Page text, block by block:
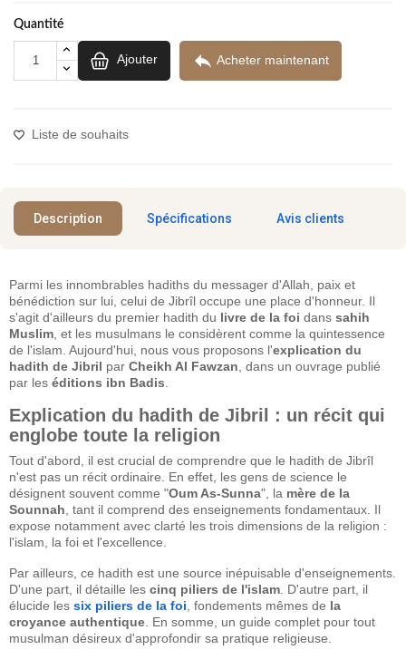
Quantité
Ajouter  Acheter maintenant
Liste de souhaits
Description Spécifications Avis clients
Parmi les innombrables hadiths du messager d'Allah, paix et
bénédiction sur lui, celui de Jibrîl occupe une place d'honneur. Il
s'agit d'ailleurs du premier hadith du livre de la foi dans sahih
Muslim , et les musulmans le considèrent comme la quintessence
de l'islam. Aujourd'hui, nous vous proposons l'explication du
hadith de Jibril par Cheikh Al Fawzan , dans un ouvrage publié
par les éditions ibn Badis
Explication du hadith de Jibril : un récit qui
englobe toute la religion
Tout d'abord, il est crucial de comprendre que le hadith de Jibrîl
n'est pas un récit ordinaire. En effet, les gens de science le
désignent souvent comme "Oum As-Sunna", la mère de la
Sounnah , tant il comprend des enseignements fondamentaux. Il
expose notamment avec clarté les trois dimensions de la religion :
l'islam, la foi et l'excellence.
Par ailleurs, ce hadith est une source inépuisable d'enseignements.
D'une part, il détaille les cinq piliers de l'islam . D'autre part, il
élucide les six piliers de la foi , fondements mêmes de la
croyance authentique . En somme, un guide complet pour tout
musulman désireux d'approfondir sa pratique religieuse.